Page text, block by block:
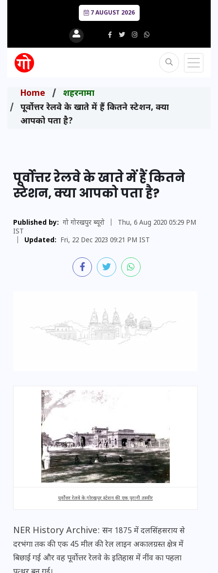
7 AUGUST 2026
Home
शहरनामा
पूर्वोत्तर रेलवे के खाते में हैं कितने स्टेशन, क्या
आपको पता है?
पूर्वोत्तर रेलवे के खाते में हैं कितने
स्टेशन, क्या आपको पता है?
Published by: गो गोरखपुर ब्यूरो
Thu, 6 Aug 2020 05:29 PM
IST
Updated: Fri, 22 Dec 2023 09:21 PM IST
पूर्वोत्तर रेलवे के गोरखपुर स्टेशन की एक पुरानी तस्वीर
NER History Archive: सन 1875 में दलसिंहसराय से
दरभंगा तक की एक 45 मील की रेल लाइन अकालग्रस्त क्षेत्र में
बिछाई गई और वह पूर्वोत्तर रेलवे के इतिहास में नींव का पहला